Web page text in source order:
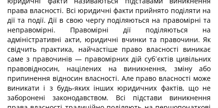
права власності. Всі юридичні факти прийнято поділяти на
дії та події. Дії в свою чергу поділяються на правомірні та
неправомірні. Правомірні дії поділяються на
адміністративні акти, юридичні вчинки та правочини. Як
свідчить практика, найчастіше право власності виникає
саме з правочинів — правомірних дій суб´єктів цивільних
правовідносин, націлених на виникнення, зміну або
припинення відносин власності. Але право власності може
виникати і з будь-яких інших юридичних фактів, що не
заборонені законодавством. Всі підстави виникнення